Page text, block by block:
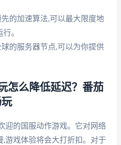
的加速算法,可以最大限度地
。
的服务器节点,可以为你提供
怎么降低延迟？番茄
迎的国服动作游戏。它对网络
,游戏体验将会大打折扣。对于